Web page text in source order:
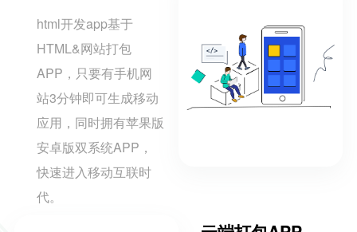
html开发app基于
HTML&网站打包
APP，只要有手机网
站3分钟即可生成移动
应用，同时拥有苹果版
安卓版双系统APP，
快速进入移动互联时
代。